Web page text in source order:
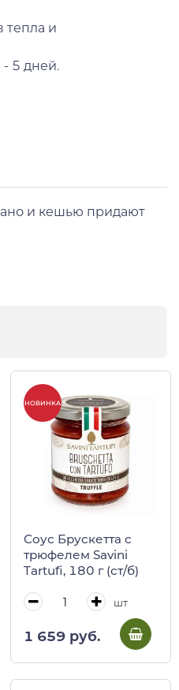
тепла и
- 5 дней.
и кешью придают
НОВИНКА
Соус Брускетта с
трюфелем Savini
Tartufi, 180 г (ст/б)
шт
1 659 руб.